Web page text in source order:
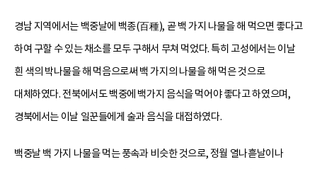
경남 지역에서는 백중날에 백종(百種), 곧 백 가지 나물을 해 먹으면 좋다고
하여 구할 수 있는 채소를 모두 구해서 무쳐 먹었다. 특히 고성에서는 이날
흰 색의 박나물을 해 먹음으로써 백 가지의 나물을 해 먹은 것으로
대체하였다. 전북에서도 백중에 백가지 음식을 먹어야 좋다고 하였으며,
경북에서는 이날 일꾼들에게 술과 음식을 대접하였다.
백중날 백 가지 나물을 먹는 풍속과 비슷한 것으로, 정월 열나흗날이나